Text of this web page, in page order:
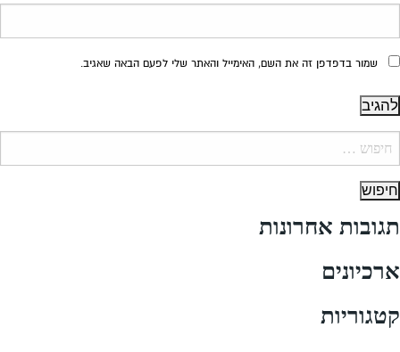
שמור בדפדפן זה את השם, האימייל והאתר שלי לפעם הבאה שאגיב.
תגובות אחרונות
ארכיונים
קטגוריות